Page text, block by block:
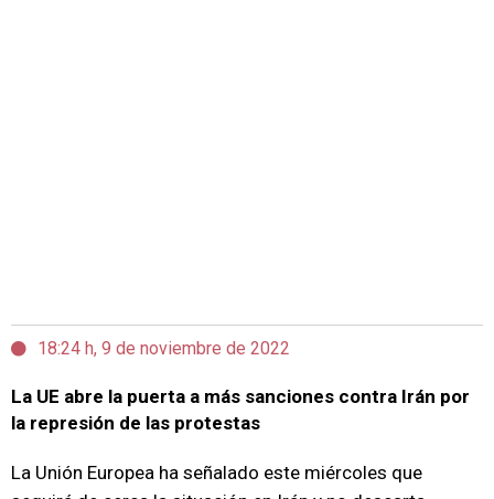
18:24 h, 9 de noviembre de 2022
La UE abre la puerta a más sanciones contra Irán por
la represión de las protestas
La Unión Europea ha señalado este miércoles que